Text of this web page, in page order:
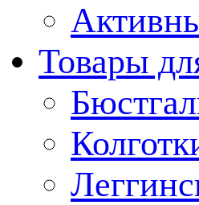
Товары